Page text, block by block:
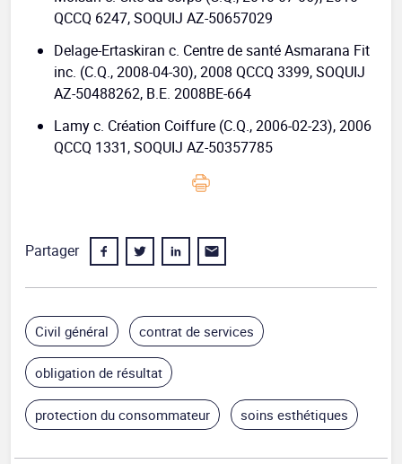
QCCQ 6247, SOQUIJ AZ-50657029
Delage-Ertaskiran c. Centre de santé Asmarana Fit
inc. (C.Q., 2008-04-30), 2008 QCCQ 3399, SOQUIJ
AZ-50488262, B.E. 2008BE-664
Lamy c. Création Coiffure (C.Q., 2006-02-23), 2006
QCCQ 1331, SOQUIJ AZ-50357785
Partager
Civil général contrat de services
obligation de résultat
protection du consommateur soins esthétiques